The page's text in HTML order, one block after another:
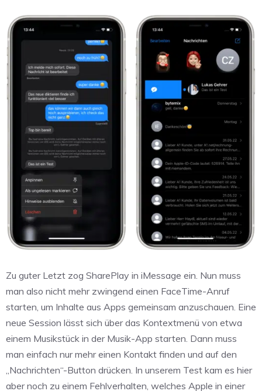
Zu guter Letzt zog SharePlay in iMessage ein. Nun muss
man also nicht mehr zwingend einen FaceTime-Anruf
starten, um Inhalte aus Apps gemeinsam anzuschauen. Eine
neue Session lässt sich über das Kontextmenü von etwa
einem Musikstück in der Musik-App starten. Dann muss
man einfach nur mehr einen Kontakt finden und auf den
„Nachrichten“-Button drücken. In unserem Test kam es hier
aber noch zu einem Fehlverhalten, welches Apple in einer